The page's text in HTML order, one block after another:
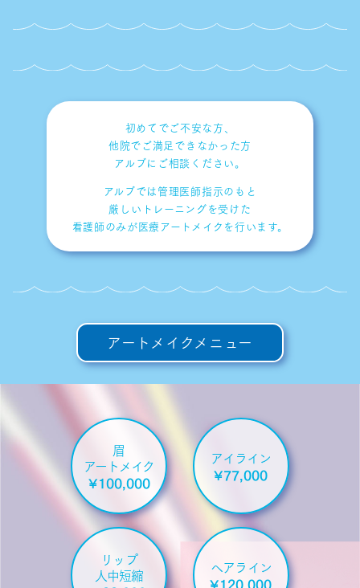
初めてでご不安な方、
他院でご満足できなかった方
アルブにご相談ください。
アルブでは管理医師指示のもと
厳しいトレーニングを受けた
看護師のみが医療アートメイクを行います。
アートメイクメニュー
眉
アートメイク
¥100,000
アイライン
¥77,000
リップ
人中短縮
ヘアライン
¥120,000